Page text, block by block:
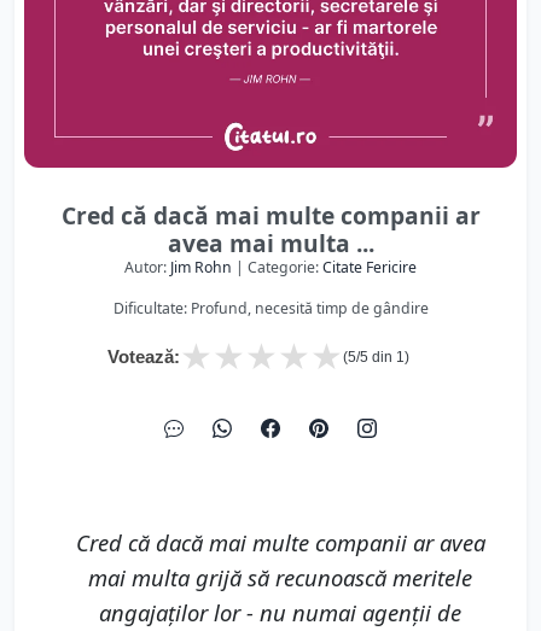
Cred că dacă mai multe companii ar
avea mai multa ...
Autor: Jim Rohn | Categorie:Citate Fericire
Dificultate: Profund, necesită timp de gândire
Votează: ★
★
★
★
★ (5/5 din 1)
Cred că dacă mai multe companii ar avea
mai multa grijă să recunoască meritele
angajaţilor lor - nu numai agenţii de